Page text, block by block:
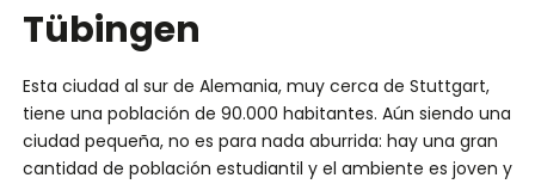
Tübingen
Esta ciudad al sur de Alemania, muy cerca de Stuttgart,
tiene una población de 90.000 habitantes. Aún siendo una
ciudad pequeña, no es para nada aburrida: hay una gran
cantidad de población estudiantil y el ambiente es joven y